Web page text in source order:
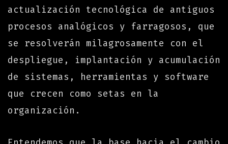
actualización tecnológica de antiguos
procesos analógicos y farragosos, que
se resolverán milagrosamente con el
despliegue, implantación y acumulación
de sistemas, herramientas y software
que crecen como setas en la
organización.